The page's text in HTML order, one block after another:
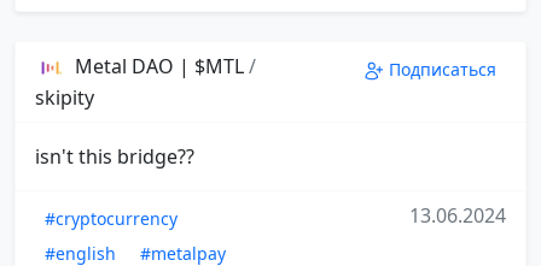
Metal DAO | $MTL/
skipity
Подписаться
isn't this bridge??
#cryptocurrency
#english
#metalpay
13.06.2024